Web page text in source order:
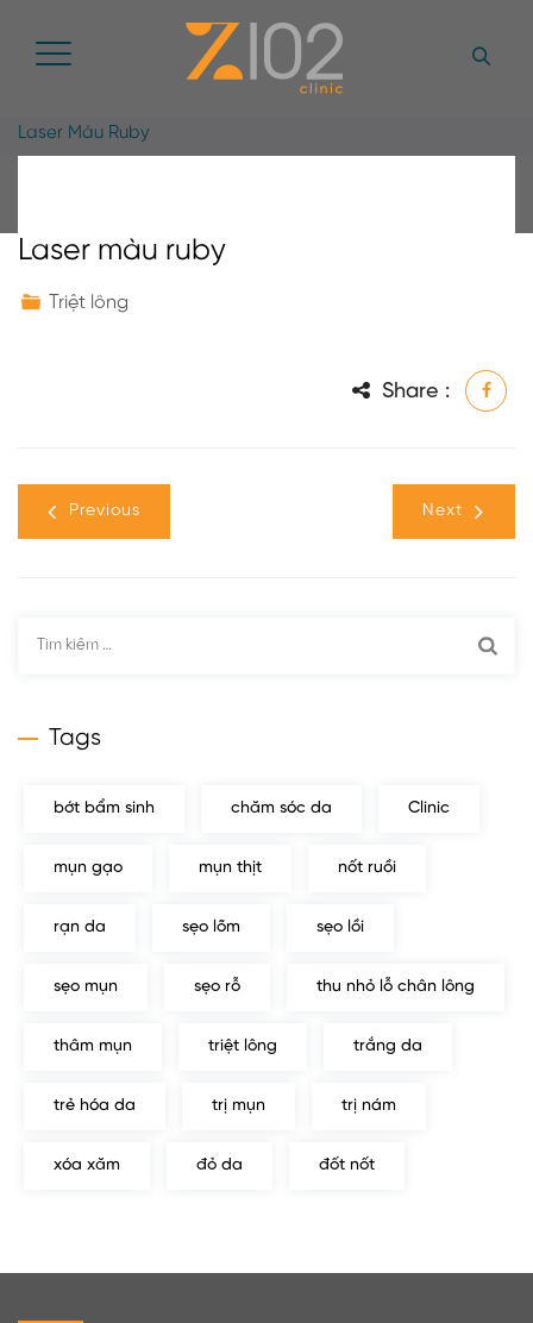
Laser Màu Ruby
Laser màu ruby
Triệt lông
Share :
Previous Next
Tags
bớt bẩm sinh chăm sóc da Clinic
mụn gạo mụn thịt nốt ruồi
rạn da sẹo lõm sẹo lồi
sẹo mụn sẹo rỗ thu nhỏ lỗ chân lông
thâm mụn triệt lông trắng da
trẻ hóa da trị mụn trị nám
xóa xăm đỏ da đốt nốt